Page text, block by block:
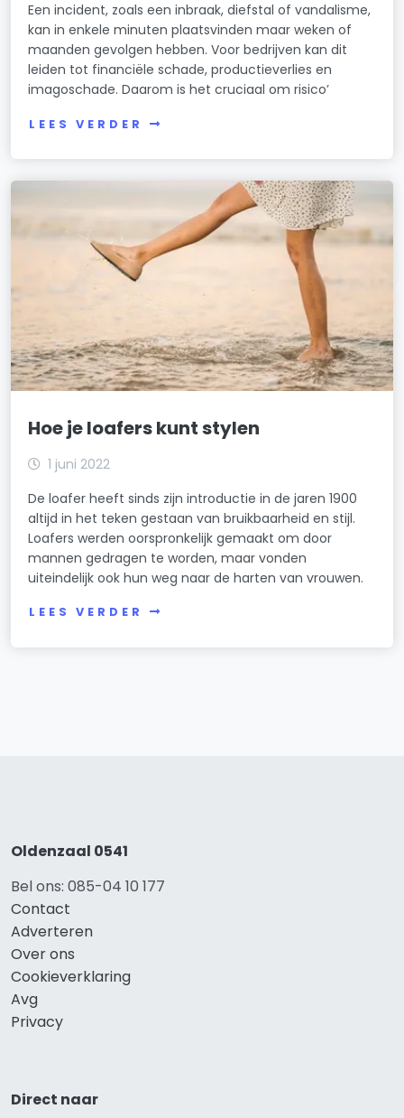
Een incident, zoals een inbraak, diefstal of vandalisme,
kan in enkele minuten plaatsvinden maar weken of
maanden gevolgen hebben. Voor bedrijven kan dit
leiden tot financiële schade, productieverlies en
imagoschade. Daarom is het cruciaal om risico’
LEES VERDER
Hoe je loafers kunt stylen
1 juni 2022
De loafer heeft sinds zijn introductie in de jaren 1900
altijd in het teken gestaan van bruikbaarheid en stijl.
Loafers werden oorspronkelijk gemaakt om door
mannen gedragen te worden, maar vonden
uiteindelijk ook hun weg naar de harten van vrouwen.
LEES VERDER
Oldenzaal 0541
Bel ons: 085-04 10 177
Contact
Adverteren
Over ons
Cookieverklaring
Avg
Privacy
Direct naar